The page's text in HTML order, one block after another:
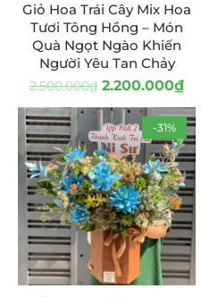
Giỏ Hoa Trái Cây Mix Hoa
Tươi Tông Hồng – Món
Quà Ngọt Ngào Khiến
Người Yêu Tan Chảy
2.500.000₫ 2.200.000₫
-31%